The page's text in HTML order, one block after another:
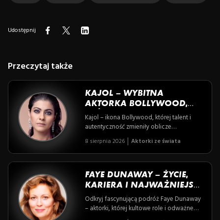
Udostępnij
Przeczytaj także
KAJOL – WYBITNA
AKTORKA BOLLYWOOD,
KTÓRA ZDOBYŁA SERCU
PUBLICZNOŚCI
Kajol – ikona Bollywood, której talent i
autentyczność zmieniły oblicze
indyjskiego kina, zaprasza do świata
pełnego emocji, pasji i niezłomnej siły
kobiet. Odkryj historię artystki, która łączy
tradycję z nowoczesnością, inspirując
miliony zarówno na ekranie, jak i poza nim.
8 sierpnia 2026 Aktorki ze świata
FAYE DUNAWAY – ŻYCIE,
KARIERA I NAJWAŻNIEJSZE
ROLE AKTORKI
Odkryj fascynującą podróż Faye Dunaway
– aktorki, której kultowe role i odważne
życie prywatne zmieniły oblicze kina i stały